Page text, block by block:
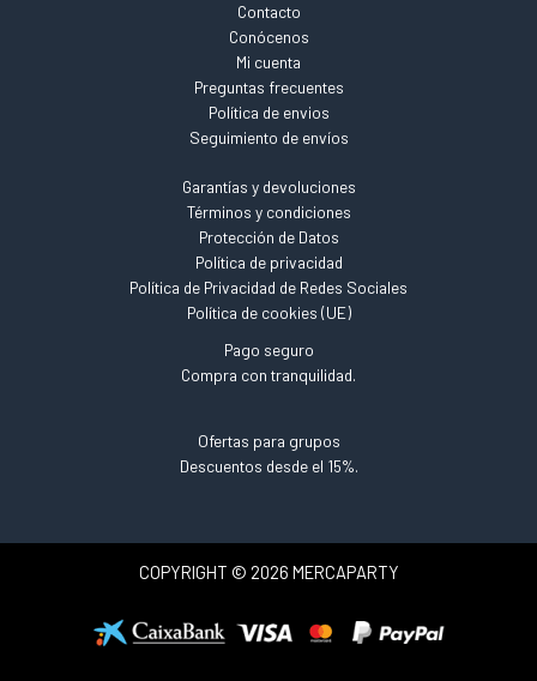
Contacto
Conócenos
Mi cuenta
Preguntas frecuentes
Política de envios
Seguimiento de envíos
Garantías y devoluciones
Términos y condiciones
Protección de Datos
Política de privacidad
Política de Privacidad de Redes Sociales
Política de cookies (UE)
Pago seguro
Compra con tranquilidad.
Ofertas para grupos
Descuentos desde el 15%.
COPYRIGHT © 2026 MERCAPARTY